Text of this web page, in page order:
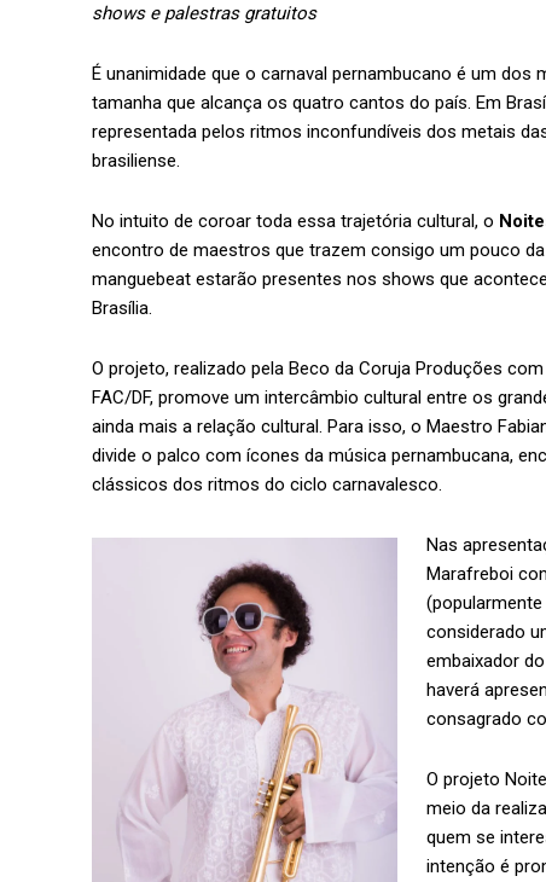
shows e palestras gratuitos
É unanimidade que o carnaval pernambucano é um
tamanha que alcança os quatro cantos do país. Em
representada pelos ritmos inconfundíveis dos metais
brasiliense.
No intuito de coroar toda essa trajetória cultural, o
encontro de maestros que trazem consigo um pouco
manguebeat estarão presentes nos shows que
Brasília.
O projeto, realizado pela Beco da Coruja Produções
FAC/DF, promove um intercâmbio cultural entre os
ainda mais a relação cultural. Para isso, o Maestro
divide o palco com ícones da música pernambucana,
clássicos dos ritmos do ciclo carnavalesco.
Nas
Marafreboi
considerado
embaixador
haverá
consagrado
O projeto
meio da
quem se
intenção é